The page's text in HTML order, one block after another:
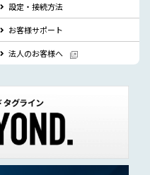
設定・接続方法
お客様サポート
法人のお客様へ